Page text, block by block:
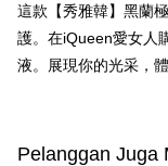
dalam talian dengan
AFTEE.
Sila ambil perhatian
NT$100/pesanan |
NT$600 atau lebih
NT$600 atau lebih
這款【秀雅韓】黑蘭
護。在iQueen愛女人
液。展現你的光采，
Pelanggan Juga